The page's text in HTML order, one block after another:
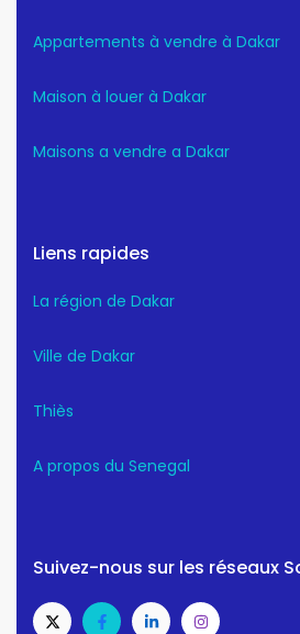
Appartements à vendre à Dakar
Maison à louer à Dakar
Maisons a vendre a Dakar
Liens rapides
La région de Dakar
Ville de Dakar
Thiès
A propos du Senegal
Suivez-nous sur les réseaux